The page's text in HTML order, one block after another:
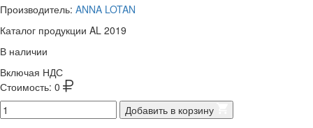
Производитель: ANNA LOTAN
Каталог продукции AL 2019
В наличии
Включая НДС
Стоимость: 0
Добавить в корзину